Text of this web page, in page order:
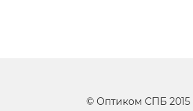
© Оптиком СПБ 2015